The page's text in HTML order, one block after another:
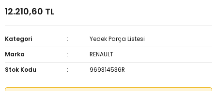
12.210,60 TL
Kategori
Yedek Parça Listesi
Marka
RENAULT
Stok Kodu
969314536R